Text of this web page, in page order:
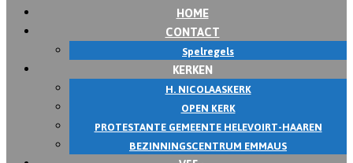
HOME
CONTACT
Spelregels
KERKEN
H. NICOLAASKERK
OPEN KERK
PROTESTANTE GEMEENTE HELEVOIRT-HAAREN
BEZINNINGSCENTRUM EMMAUS